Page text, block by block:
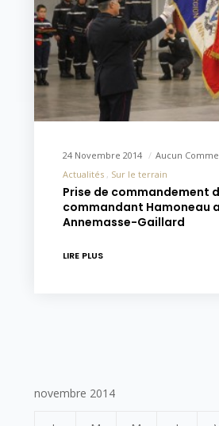
24 Novembre 2014
Aucun
Actualités
Sur le terrain
Prise de commandement
commandant Hamoneau
Annemasse-Gaillard
LIRE PLUS
novembre 2014